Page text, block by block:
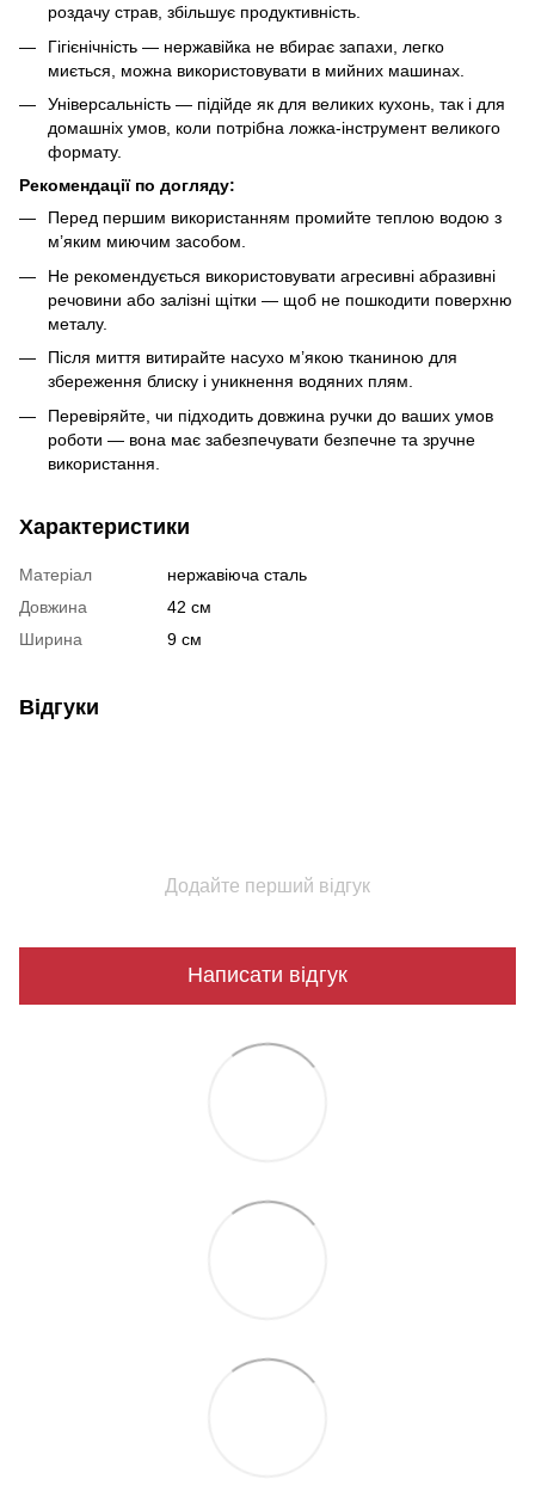
роздачу страв, збільшує продуктивність.
Гігієнічність — нержавійка не вбирає запахи, легко
миється, можна використовувати в мийних машинах.
Універсальність — підійде як для великих кухонь, так і для
домашніх умов, коли потрібна ложка-інструмент великого
формату.
Рекомендації по догляду:
Перед першим використанням промийте теплою водою з
м’яким миючим засобом.
Не рекомендується використовувати агресивні абразивні
речовини або залізні щітки — щоб не пошкодити поверхню
металу.
Після миття витирайте насухо м’якою тканиною для
збереження блиску і уникнення водяних плям.
Перевіряйте, чи підходить довжина ручки до ваших умов
роботи — вона має забезпечувати безпечне та зручне
використання.
Характеристики
Матеріал
нержавіюча сталь
Довжина
42 см
Ширина
9 см
Відгуки
Додайте перший відгук
Написати відгук